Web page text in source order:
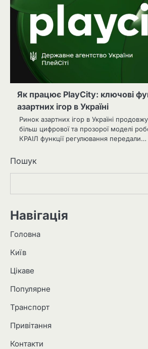
Як працює PlayCity: ключові
азартних ігор в Україні
Ринок азартних ігор в Україні
більш цифрової та прозорої моделі
КРАІЛ функції регулювання передали…
Пошук
Навігація
Головна
Київ
Цікаве
Популярне
Транспорт
Привітання
Контакти